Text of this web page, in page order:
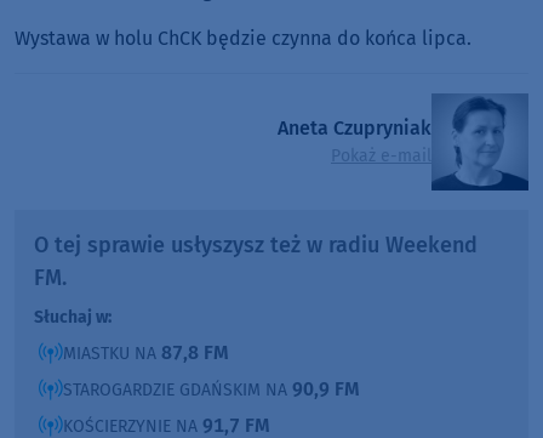
Wystawa w holu ChCK będzie czynna do końca lipca.
Aneta Czupryniak
Pokaż e-mail
O tej sprawie usłyszysz też w radiu Weekend
FM.
Słuchaj w:
MIASTKU NA 87,8 FM
STAROGARDZIE GDAŃSKIM NA 90,9 FM
KOŚCIERZYNIE NA 91,7 FM